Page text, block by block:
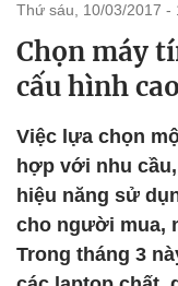
thứ sáu, 10/03/2017 -
Chọn máy
cấu hình
Việc lựa chọn
hợp với nhu
hiệu năng sử
cho người mua,
Trong tháng 3